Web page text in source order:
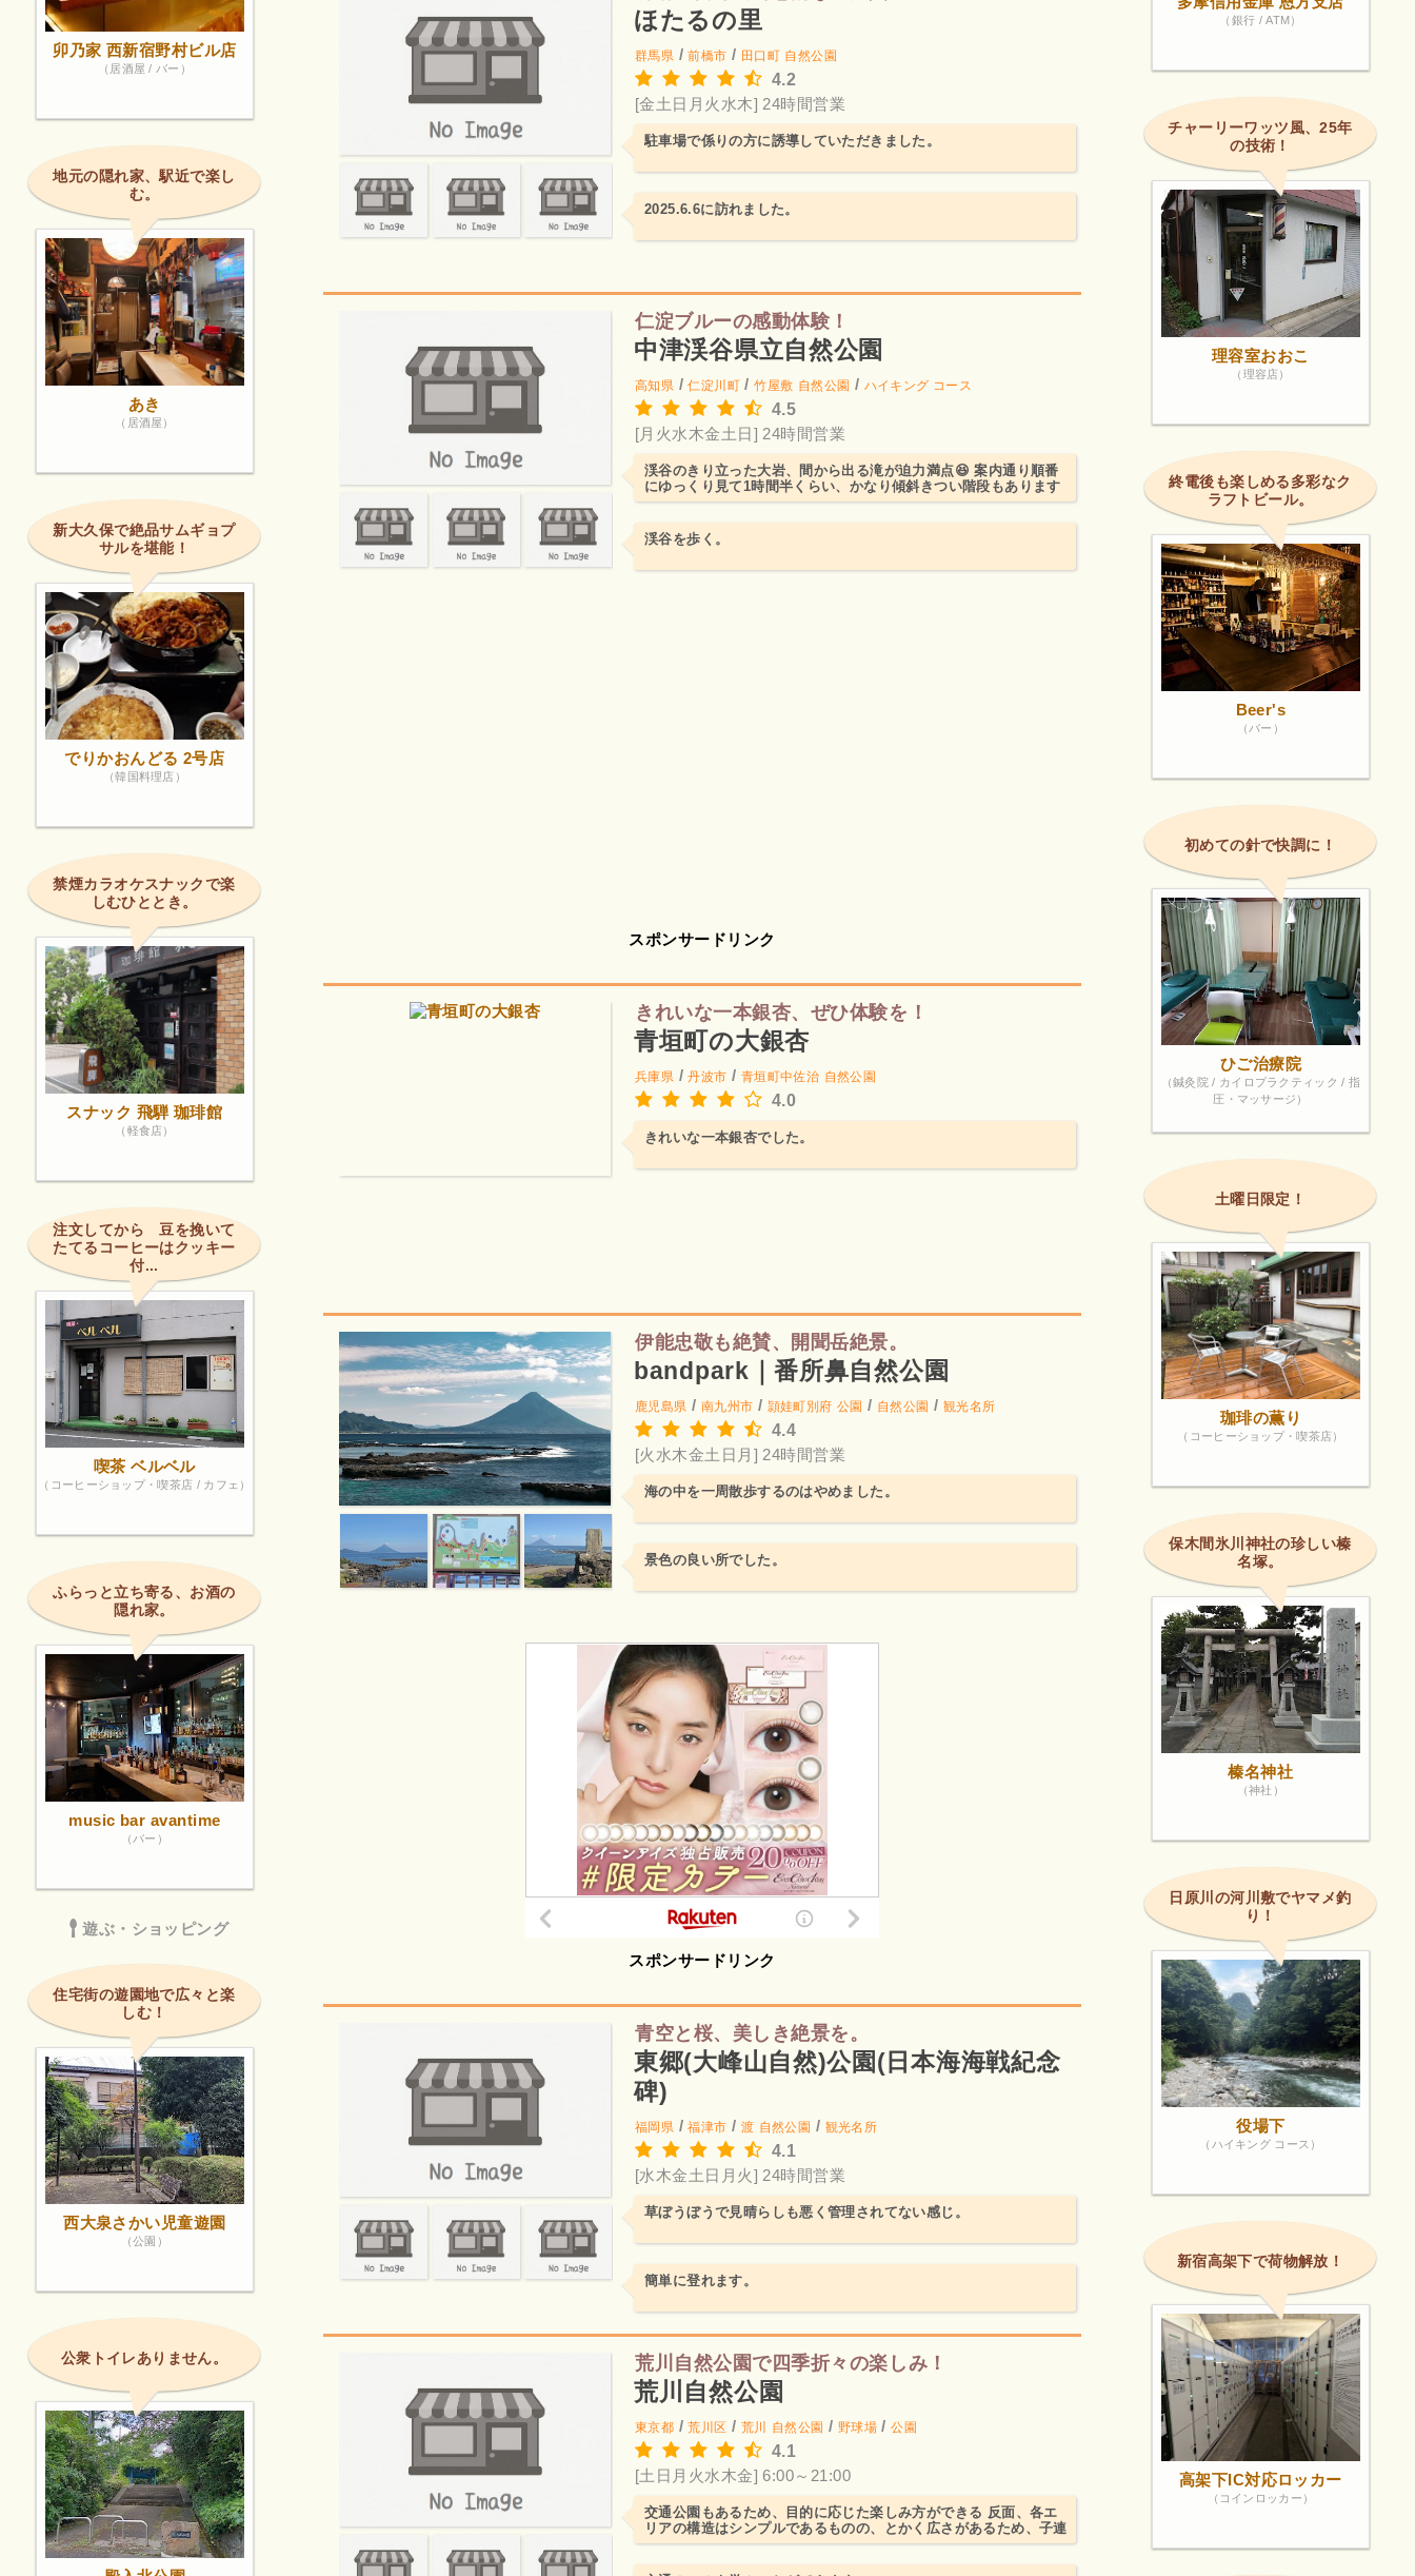
ほたるの里
群馬県 /前橋市 / 田口町 自然公園
4.2
[金土日月火水木] 24時間営業
駐車場で係りの方に誘導していただきました。
2025.6.6に訪れました。
仁淀ブルーの感動体験！
中津渓谷県立自然公園
高知県 /仁淀川町/竹屋敷 自然公園 / ハイキング コース
4.5
[月火水木金土日] 24時間営業
渓谷のきり立った大岩、間から出る滝が迫力満点😆 案内通り順番
にゆっくり見て1時間半くらい、かなり傾斜きつい階段もあります
が、絶景スポット到...
渓谷を歩く。
スポンサードリンク
きれいな一本銀杏、ぜひ体験を！
青垣町の大銀杏
兵庫県 /丹波市 / 青垣町中佐治 自然公園
4.0
きれいな一本銀杏でした。
伊能忠敬も絶賛、開聞岳絶景。
bandpark｜番所鼻自然公園
鹿児島県 / 南九州市 / 頴娃町別府 公園 / 自然公園 / 観光名所
4.4
[火水木金土日月] 24時間営業
海の中を一周散歩するのはやめました。
景色の良い所でした。
スポンサードリンク
青空と桜、美しき絶景を。
東郷(大峰山自然)公園(日本海海戦紀念
碑)
福岡県 /福津市 / 渡 自然公園 / 観光名所
4.1
[水木金土日月火] 24時間営業
草ぼうぼうで見晴らしも悪く管理されてない感じ。
簡単に登れます。
荒川自然公園で四季折々の楽しみ！
荒川自然公園
東京都 /荒川区 / 荒川 自然公園 / 野球場 /公園
4.1
[土日月火水木金] 6:00～21:00
交通公園もあるため、目的に応じた楽しみ方ができる 反面、各エ
リアの構造はシンプルであるものの、とかく広さがあるため、子連
れ（複数）の場合はは...
卯乃家 西新宿野村ビル店
（居酒屋 / バー）
地元の隠れ家、駅近で楽し
む。
あき
（居酒屋）
新大久保で絶品サムギョプ
サルを堪能！
でりかおんどる 2号店
（韓国料理店）
禁煙カラオケスナックで楽
しむひととき。
スナック 飛騨 珈琲館
（軽食店）
注文してから 豆を挽いて
たてるコーヒーはクッキー
付...
喫茶 ベルベル
（コーヒーショップ・喫茶店 / カフェ）
ふらっと立ち寄る、お酒の
隠れ家。
music bar avantime
（バー）
遊ぶ・ショッピング
住宅街の遊園地で広々と楽
しむ！
西大泉さかい児童遊園
（公園）
公衆トイレありません。
（銀行 / ATM）
チャーリーワッツ風、25年
の技術！
理容室おおこ
（理容店）
終電後も楽しめる多彩なク
ラフトビール。
Beer's
（バー）
初めての針で快調に！
ひご治療院
（鍼灸院 / カイロプラクティック / 指
圧・マッサージ）
土曜日限定！
珈琲の薫り
（コーヒーショップ・喫茶店）
保木間氷川神社の珍しい榛
名塚。
榛名神社
（神社）
日原川の河川敷でヤマメ釣
り！
役場下
（ハイキング コース）
新宿高架下で荷物解放！
高架下IC対応ロッカー
（コインロッカー）